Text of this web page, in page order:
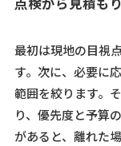
最初は現地の目視
す。次に、必要に
範囲を絞ります。
り、優先度と予算
があると、離れた